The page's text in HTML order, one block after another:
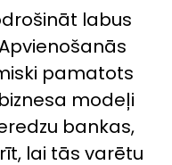
labus
pamatots
modeļi
bankas,
lai tās varētu